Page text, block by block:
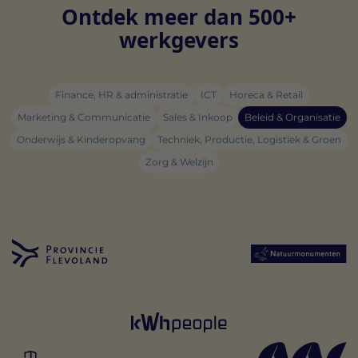
Ontdek meer dan 500+
werkgevers
Finance, HR & administratie ICT
Horeca & Retail
Marketing & Communicatie
Sales & Inkoop
Beleid & Organisatie
Onderwijs & Kinderopvang
Techniek, Productie, Logistiek & Groen
Zorg & Welzijn